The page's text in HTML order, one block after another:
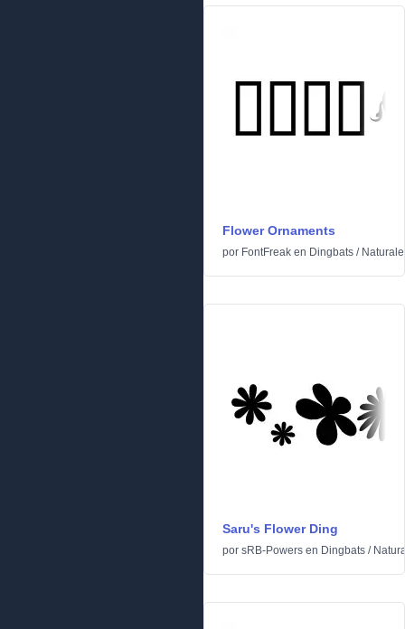
Flower Ornaments
por FontFreak en Dingbats /
Saru's Flower Ding
por sRB-Powers en Dingbats /